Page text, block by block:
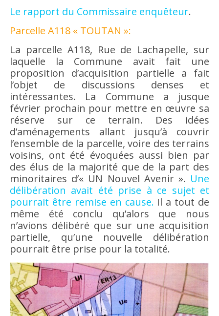
Le rapport du Commissaire enquêteur.
Parcelle A118 « TOUTAN »:
La parcelle A118, Rue de Lachapelle, sur
laquelle la Commune avait fait une
proposition d’acquisition partielle a fait
l’objet de discussions denses et
intéressantes. La Commune a jusque
février prochain pour mettre en œuvre sa
réserve sur ce terrain. Des idées
d’aménagements allant jusqu’à couvrir
l’ensemble de la parcelle, voire des terrains
voisins, ont été évoquées aussi bien par
des élus de la majorité que de la part des
minoritaires d’« UN Nouvel Avenir ». Une
délibération avait été prise à ce sujet et
pourrait être remise en cause. Il a tout de
même été conclu qu’alors que nous
n’avions délibéré que sur une acquisition
partielle, qu’une nouvelle délibération
pourrait être prise pour la totalité.